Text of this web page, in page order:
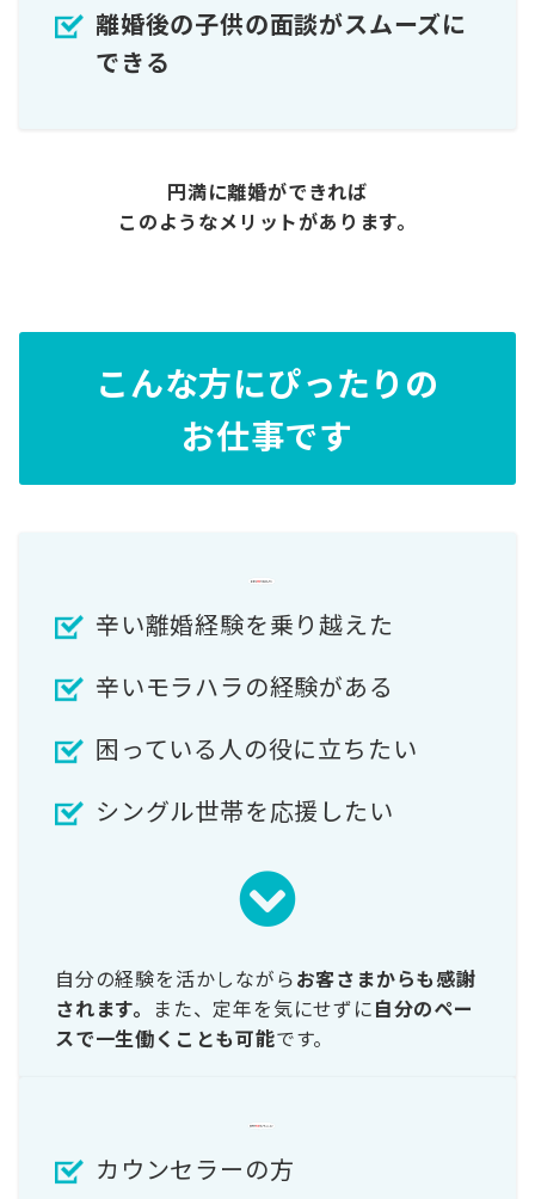
離婚後の子供の面談がスムーズに
できる
円満に離婚ができれば
このようなメリットがあります。
こんな方にぴったりの
お仕事です
辛い離婚経験を乗り越えた
辛いモラハラの経験がある
困っている人の役に立ちたい
シングル世帯を応援したい
自分の経験を活かしながらお客さまからも感謝
されます。 また、定年を気にせずに自分のペー
スで一生働くことも可能です。
カウンセラーの方